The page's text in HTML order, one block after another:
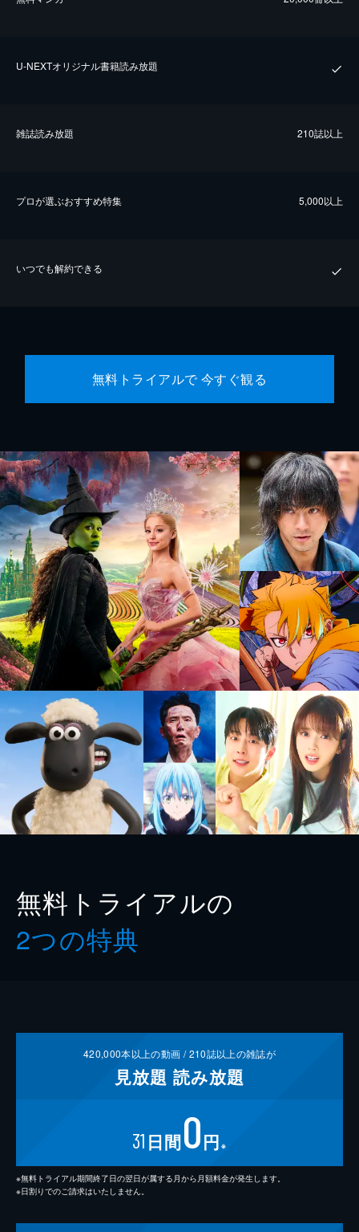
U-NEXTオリジナル書籍読み放題
雑誌読み放題 210誌以上
プロが選ぶおすすめ特集 5,000以上
いつでも解約できる
無料トライアルで 今すぐ観る
無料トライアルの
2つの特典
420,000本以上の動画 /210誌以上の雑誌が
見放題 読み放題
31 日間0円 ※
※無料トライアル期間終了日の翌日が属する月から月額料金が発生します。
※日割りでのご請求はいたしません。